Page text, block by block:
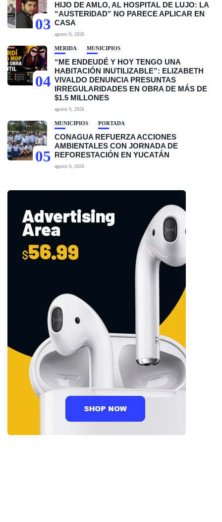
03
HIJO DE AMLO, AL HOSPITAL DE LUJO: LA
“AUSTERIDAD” NO PARECE APLICAR EN
CASA
agosto 9, 2026
04
MÉRIDA MUNICIPIOS
“ME ENDEUDÉ Y HOY TENGO UNA
HABITACIÓN INUTILIZABLE”: ELIZABETH
VIVALDO DENUNCIA PRESUNTAS
IRREGULARIDADES EN OBRA DE MÁS DE
$1.5 MILLONES
agosto 9, 2026
05
MUNICIPIOS PORTADA
CONAGUA REFUERZA ACCIONES
AMBIENTALES CON JORNADA DE
REFORESTACIÓN EN YUCATÁN
agosto 9, 2026